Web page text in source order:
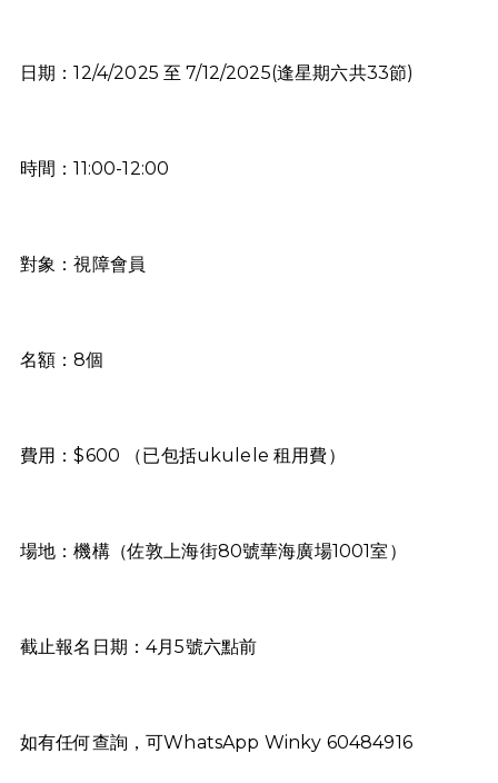
日期：12/4/2025 至 7/12/2025(逢星期六共33節)
時間：11:00-12:00
對象：視障會員
名額：8個
費用：$600 （已包括ukulele 租用費）
場地：機構（佐敦上海街80號華海廣場1001室）
截止報名日期：4月5號六點前
如有任何查詢，可WhatsApp Winky 60484916